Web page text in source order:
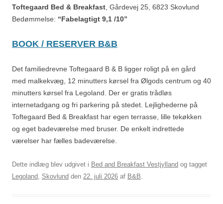
Toftegaard Bed & Breakfast , Gårdevej 25, 6823 Skovlund
Bedømmelse: “Fabelagtigt 9,1 /10”
BOOK / RESERVER B&B
Det familiedrevne Toftegaard B & B ligger roligt på en gård
med malkekvæg, 12 minutters kørsel fra Ølgods centrum og 40
minutters kørsel fra Legoland. Der er gratis trådløs
internetadgang og fri parkering på stedet. Lejlighederne på
Toftegaard Bed & Breakfast har egen terrasse, lille tekøkken
og eget badeværelse med bruser. De enkelt indrettede
værelser har fælles badeværelse.
Dette indlæg blev udgivet i Bed and Breakfast Vestjylland og tagget
Legoland, Skovlund den 22. juli 2026 af B&B.